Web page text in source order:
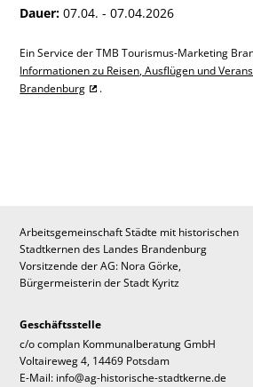
Dauer: 07.04. - 07.04.2026
Ein Service der TMB Tourismus-Marketing
Informationen zu Reisen, Ausflügen und
Brandenburg
.
Arbeitsgemeinschaft Städte mit historischen
Stadtkernen des Landes Brandenburg
Vorsitzende der AG: Nora Görke,
Bürgermeisterin der Stadt Kyritz
Geschäftsstelle
c/o complan Kommunalberatung GmbH
Voltaireweg 4, 14469 Potsdam
E-Mail: info@ag-historische-stadtkerne.de